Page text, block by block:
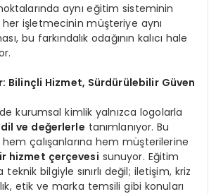
aynı eğitim sisteminin
işletmecinin müşteriye aynı
bu farkındalık odağının kalıcı hale
Bilinçli Hizmet, Sürdürülebilir Güven
kurumsal kimlik yalnızca logolarla
ve değerlerle tanımlanıyor. Bu
hem çalışanlarına hem müşterilerine
hizmet çerçevesi sunuyor. Eğitim
teknik bilgiyle sınırlı değil; iletişim, kriz
etik ve marka temsili gibi konuları